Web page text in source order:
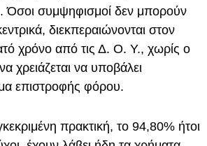
Όσοι συμψηφισμοί δεν μπορούν
διεκπεραιώνονται στον
χρόνο από τις Δ. Ο. Υ., χωρίς ο
χρειάζεται να υποβάλει
επιστροφής φόρου.
πρακτική, το 94,80% ήτοι